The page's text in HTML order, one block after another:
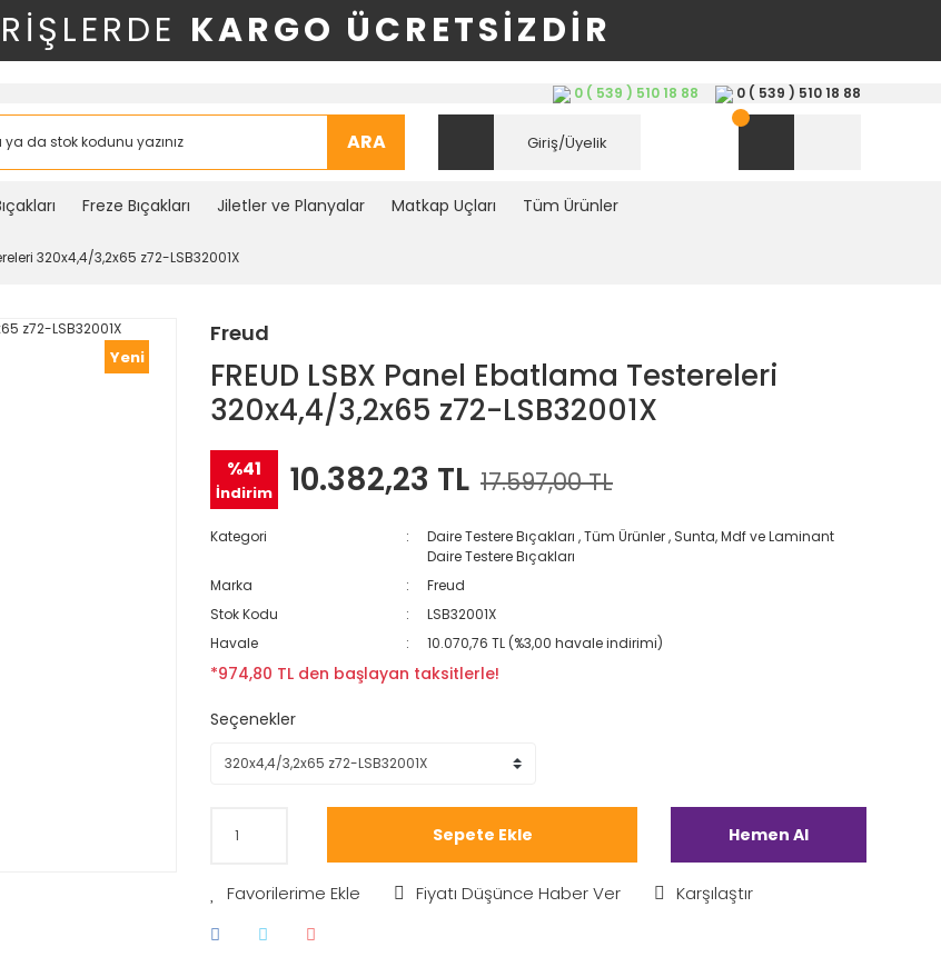
KARGO ÜCRETSİZDİR
0 ( 539 ) 510 18 88 0 ( 539 ) 510 18 88
ARA Giriş/Üyelik
Freze Bıçakları Jiletler ve Planyalar Matkap Uçları Tüm Ürünler
320x4,4/3,2x65 z72-LSB32001X
Yeni
Freud
FREUD LSBX Panel Ebatlama Testereleri
320x4,4/3,2x65 z72-LSB32001X
%41
İndirim 10.382,23 TL 17.597,00 TL
Kategori Daire Testere Bıçakları ,Tüm Ürünler , Sunta, Mdf ve Laminant
Daire Testere Bıçakları
Marka
Freud
Stok Kodu
LSB32001X
Havale
10.070,76 TL (%3,00 havale indirimi)
*974,80 TL den başlayan taksitlerle!
Seçenekler
Sepete Ekle Hemen Al
Fiyatı Düşünce Haber Ver Karşılaştır